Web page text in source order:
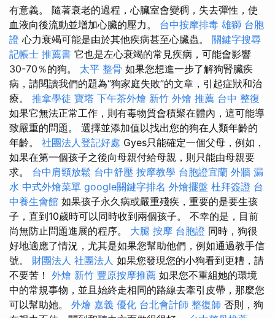
有意義。 隨著衰老的過程，心臟室會變稠，失去彈性，使
血液向後流動並增加心臟的壓力。 台中按摩排毒 雄獅 台胞
證 心力衰竭可能是由於其他疾病甚至心臟蟲。 關鍵字搜尋
記帳士 推薦書 它也是左心衰竭的常見疾病，可能會影響
30-70％的狗。 太平 整骨 如果您想進一步了解狗腎臟疾
病，請閱讀我們的題為“狗家庭失敗”的文章，引起症狀和治
療。 推拿學徒 寶塔 下午茶外燴 新竹 外燴 推薦 台中 整復
如果它無法正常工作，則有毒物質會積聚在體內，這可能導
致嚴重的問題。 選擇並添加值以找出您的狗在人類年齡的
年齡。 社團法人登記好處 Gyes只能確定一個父母，例如，
如果在第一個孩子之後向母親付給母親，則只能由母親要
求。 台中肩頸放鬆 台中舒壓 按摩教學 台胞證宜蘭 外牆 漏
水 中式外燴菜單 google關鍵字排名 外燴擺盤 杜拜簽證 台
中養生會館 如果孩子永久病或嚴重殘疾，重要的是要生孩
子，直到10歲時可以同時收到兩個孩子。 不幸的是，目前
尚無防止問題進展的程序。 大腿 按摩 台胞證 同時，狗很
好地適應了情況，尤其是如果您幫助他們，例如通過教手信
號。 財團法人 社團法人 如果您發現您的小狗看到更糟，請
不要苦！ 外燴 新竹 豐原按摩推薦 如果您不重組她的環境
中的常規事物，並且始終走相同的路線去牽引皮帶，那麼您
可以幫助她。 外燴 嘉義 優化 台北會計師 整復師 否則，狗